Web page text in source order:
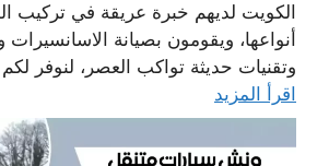
الكويت لديهم خبرة عريقة في تركيب
أنواعها، ويقومون بصيانة
وتقنيات حديثة تواكب العصر، لنوفر
اقرأ المزيد